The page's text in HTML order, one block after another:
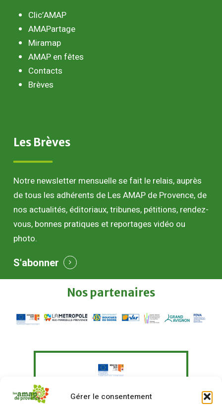
Gérer le consentement
Clic’AMAP
AMAPartage
Miramap
AMAP en fêtes
Contacts
Brèves
Les Brèves
Notre newsletter mensuelle se fait le relais, auprès
de tous les adhérents de Les AMAP de Provence, de
nos actualités, éditoriaux, tribunes, pétitions, rendez-
vous, bonnes pratiques et reportages vidéo ou
photo.
S'abonner
Nos partenaires
Le Fonds Européen Agricole pour le